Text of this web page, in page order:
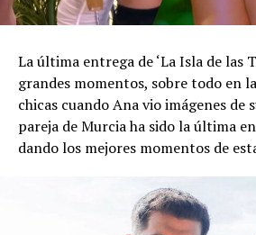
La última entrega de ‘La Isla de las
grandes momentos, sobre todo en
chicas cuando Ana vio imágenes de
pareja de Murcia ha sido la última
dando los mejores momentos de